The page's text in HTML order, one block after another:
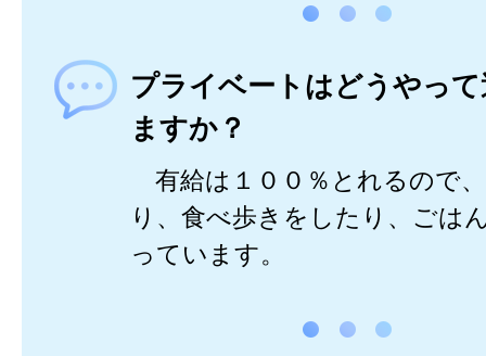
プライベートはどうやっ
ますか？
有給は１００％とれるので
り、食べ歩きをしたり、ごは
っています。